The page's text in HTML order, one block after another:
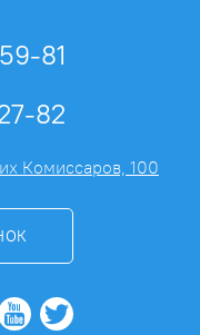
81
82
Комиссаров, 100